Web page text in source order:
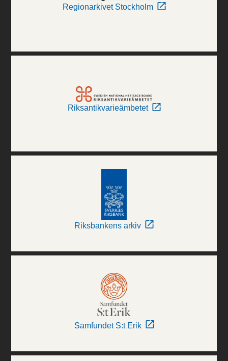
Regionarkivet Stockholm
Riksantikvarieämbetet
Riksbankens arkiv
Samfundet S:t Erik